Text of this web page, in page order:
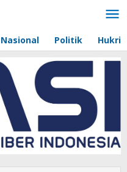
Nasional Politik